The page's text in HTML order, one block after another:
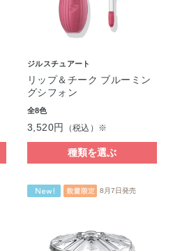
ジルスチュアート
リップ＆チーク ブルーミン
グシフォン
全8色
3,520円 （税込）※
種類を選ぶ
8月7日発売